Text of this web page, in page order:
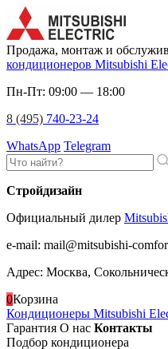
Продажа, монтаж и
кондиционеров Mitsubishi
Пн-Пт: 09:00 — 18:00
8 (495) 740-23-24
WhatsApp Telegram
Стройдизайн
Официальный дилер
e-mail: mail@mitsubishi-
Адрес: Москва,
0Корзина
Кондиционеры Mitsubishi
Гарантия О нас Контакты
Подбор кондиционера